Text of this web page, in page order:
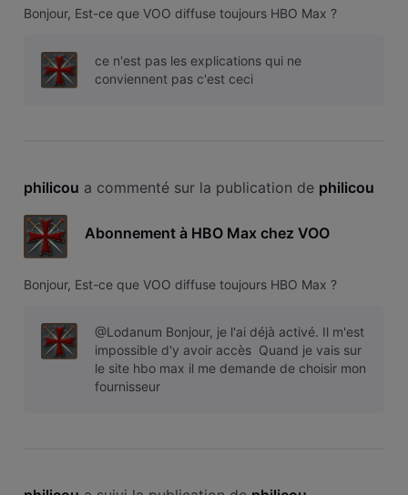
Bonjour, Est-ce que VOO diffuse toujours HBO Max ?
ce n'est pas les explications qui ne
conviennent pas c'est ceci
philicou a commenté sur la publication de philicou
Abonnement à HBO Max chez VOO
Bonjour, Est-ce que VOO diffuse toujours HBO Max ?
@Lodanum Bonjour, je l'ai déjà activé. Il m'est
impossible d'y avoir accès Quand je vais sur
le site hbo max il me demande de choisir mon
fournisseur